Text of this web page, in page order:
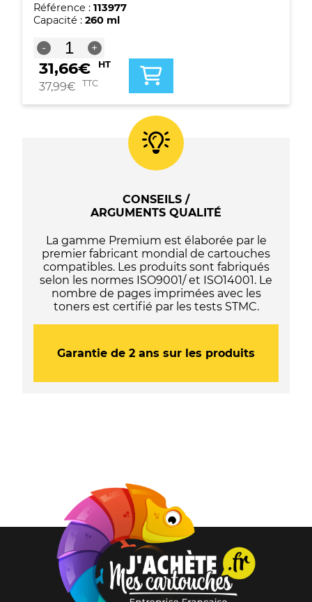
Référence : 113977
Capacité : 260 ml
-
quantité
de
Epson
104
de
+
31,66€ HT
37,99€ TTC
CONSEILS /
ARGUMENTS QUALITÉ
La gamme Premium est élaborée par le
premier fabricant mondial de cartouches
compatibles. Les produits sont fabriqués
selon les normes ISO9001/ et ISO14001. Le
nombre de pages imprimées avec les
toners est certifié par les tests STMC.
Garantie de 2 ans sur les produits